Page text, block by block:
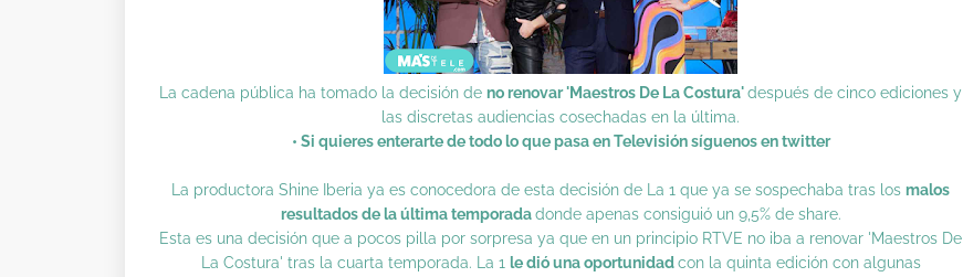
La cadena pública ha tomado la decisión de no renovar 'Maestros De La Costura'después de cinco ediciones y
las discretas audiencias cosechadas en la última.
• Si quieres enterarte de todo lo que pasa en Televisión síguenos en twitter
La productora Shine Iberia ya es conocedora de esta decisión de La 1 que ya se sospechaba tras los malos
resultados de la última temporadadonde apenas consiguió un 9,5% de share.
Esta es una decisión que a pocos pilla por sorpresa ya que en un principio RTVE no iba a renovar 'Maestros De
La Costura' tras la cuarta temporada. La 1 le dió una oportunidadcon la quinta edición con algunas